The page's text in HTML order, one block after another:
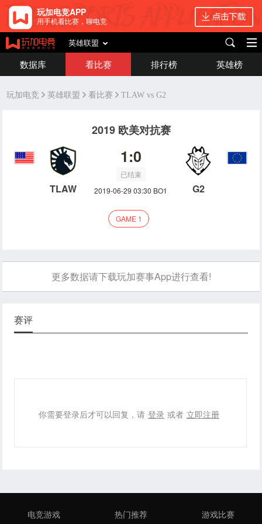
玩加电竞APP
用手机看比赛，聊电竞
英雄联盟
数据库 看比赛 排行榜 英雄榜
玩加电竞 英雄联盟 看比赛 TLAW vs G2
2019 欧美对抗赛
TLAW
1:0
已结束
2019-06-29 03:30 BO1
G2
GAME 1
更多数据请下载玩加赛事App进行查看!
赛评
你需要登录后才可以回复，请 登录 或者 立即注册
电竞游戏 热门推荐 游戏比赛